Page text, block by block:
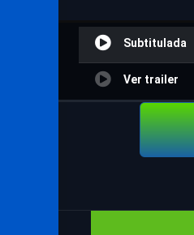
Subtitulada
Ver trailer